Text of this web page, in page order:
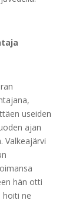
useiden
ajan
Valkeajärvi
hän otti
hoiti ne